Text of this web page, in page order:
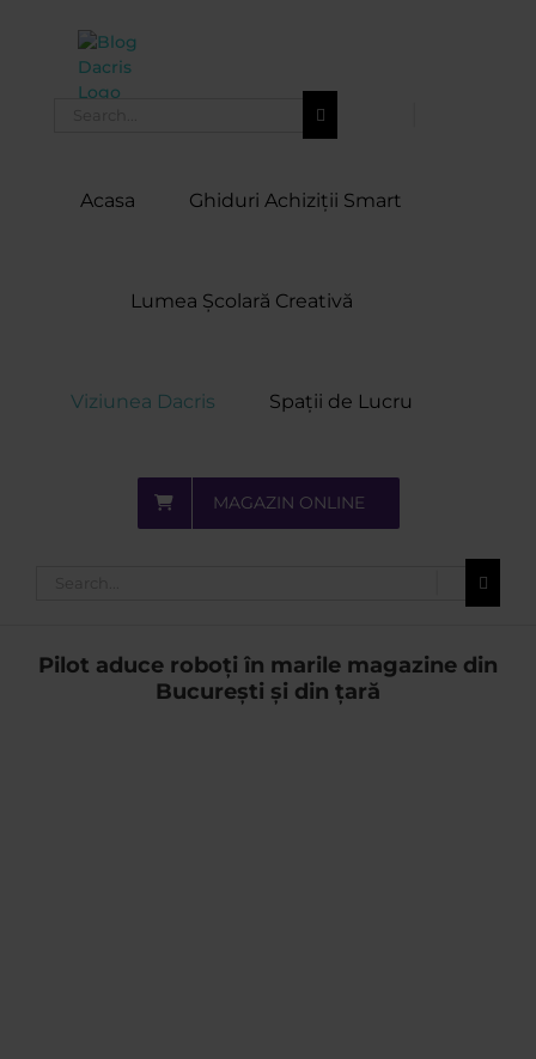
Acasa Ghiduri Achiziții Smart
Lumea Școlară Creativă
Viziunea Dacris Spații de Lucru
MAGAZIN ONLINE
Pilot aduce roboți în marile magazine din
București și din țară